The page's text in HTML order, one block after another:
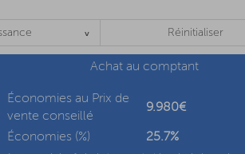
Réinitialiser
Achat au comptant
Économies au Prix de
vente conseillé
9.980€
Économies (%) 25.7%